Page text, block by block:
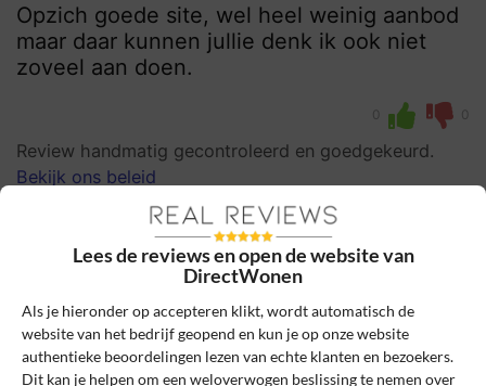
Opzich goede site, wel heel weinig aanbod
maar daar kunnen jullie denk ik ook niet
zoveel aan doen.
0 0
Review handmatig gecontroleerd en goedgekeurd.
Bekijk ons beleid
Schrijf een review
Het e-mailadres en bestelnummer worden niet
gepubliceerd. Vereiste velden zijn gemarkeerd
Lees de reviews en open de website van
DirectWonen
Als je hieronder op accepteren klikt, wordt automatisch de
website van het bedrijf geopend en kun je op onze website
authentieke beoordelingen lezen van echte klanten en bezoekers.
Dit kan je helpen om een weloverwogen beslissing te nemen over